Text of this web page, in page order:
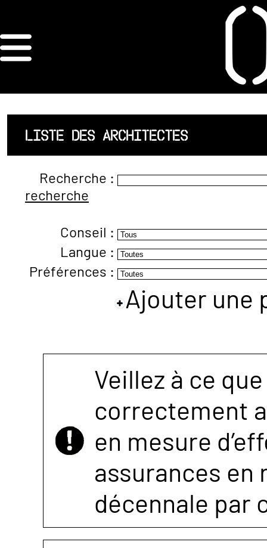
ORDRE DES
ARCHITECTES
ACCUEIL
LISTE DES
ARCHITECTES
JURISPRUDENCE
ANNEXE 4 CODT
LISTE DES ARCHITECTES
Recherche :
recherche
Conseil :
Langue :
Préférences :
Ajouter une
Veillez à ce
correctement
en mesure
assurances
décennale par